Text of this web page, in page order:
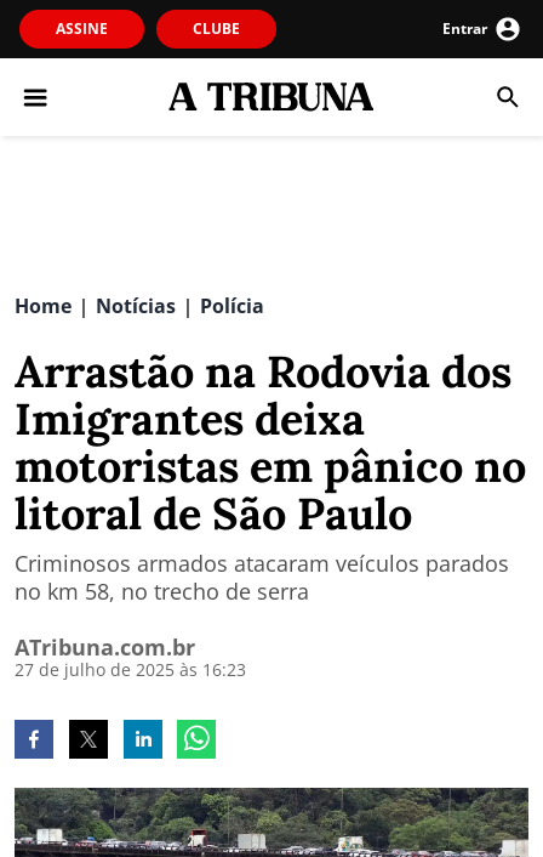
ASSINE CLUBE Entrar
Home | Notícias | Polícia
Arrastão na Rodovia dos
Imigrantes deixa
motoristas em pânico no
litoral de São Paulo
Criminosos armados atacaram veículos parados
no km 58, no trecho de serra
ATribuna.com.br
27 de julho de 2025 às 16:23